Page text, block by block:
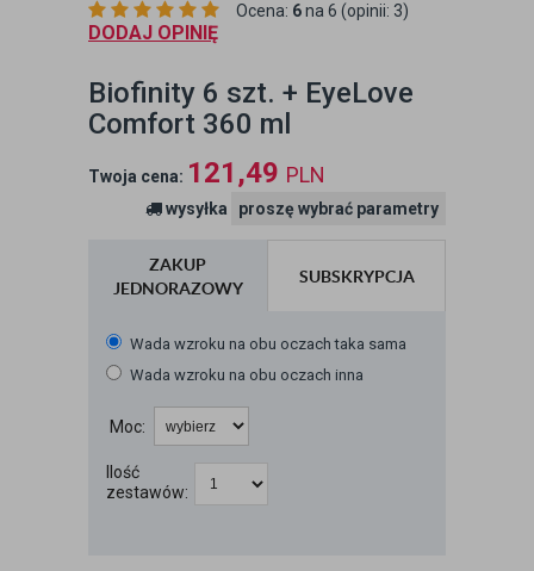
Ocena: 6na 6 (opinii: 3)
DODAJ OPINIĘ
Biofinity 6 szt. + EyeLove
Comfort 360 ml
Twoja cena: 121,49 PLN
wysyłka proszę wybrać parametry
ZAKUP
JEDNORAZOWY
SUBSKRYPCJA
Wada wzroku na obu oczach taka sama
Wada wzroku na obu oczach inna
Moc:
Ilość
zestawów: